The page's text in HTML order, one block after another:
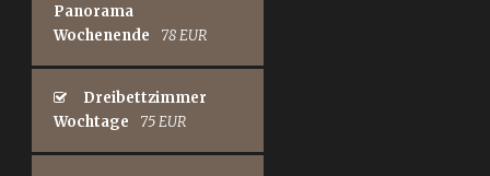
Panorama
Wochenende
78 EUR
Dreibettzimmer
Wochtage
75 EUR